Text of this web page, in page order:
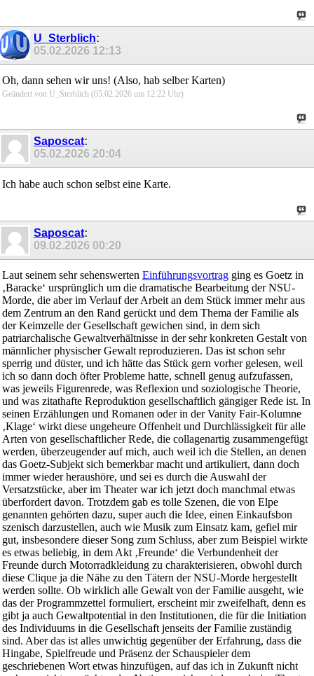
U_Sterblich:
05.02.2026 12:13
Oh, dann sehen wir uns! (Also, hab selber Karten)
Geändert von U_Sterblich (05.02.2026 um 12:22 Uhr)
Saposcat:
05.02.2026 20:04
Ich habe auch schon selbst eine Karte.
Saposcat:
09.02.2026 00:20
Laut seinem sehr sehenswerten Einführungsvortrag ging es Goetz in
‚Baracke‘ ursprünglich um die dramatische Bearbeitung der NSU-
Morde, die aber im Verlauf der Arbeit an dem Stück immer mehr aus
dem Zentrum an den Rand gerückt und dem Thema der Familie als
der Keimzelle der Gesellschaft gewichen sind, in dem sich
patriarchalische Gewaltverhältnisse in der sehr konkreten Gestalt von
männlicher physischer Gewalt reproduzieren. Das ist schon sehr
sperrig und düster, und ich hätte das Stück gern vorher gelesen, weil
ich so dann doch öfter Probleme hatte, schnell genug aufzufassen,
was jeweils Figurenrede, was Reflexion und soziologische Theorie,
und was zitathafte Reproduktion gesellschaftlich gängiger Rede ist. In
seinen Erzählungen und Romanen oder in der Vanity Fair-Kolumne
‚Klage‘ wirkt diese ungeheure Offenheit und Durchlässigkeit für alle
Arten von gesellschaftlicher Rede, die collagenartig zusammengefügt
werden, überzeugender auf mich, auch weil ich die Stellen, an denen
das Goetz-Subjekt sich bemerkbar macht und artikuliert, dann doch
immer wieder heraushöre, und sei es durch die Auswahl der
Versatzstücke, aber im Theater war ich jetzt doch manchmal etwas
überfordert davon. Trotzdem gab es tolle Szenen, die von Elpe
genannten gehörten dazu, super auch die Idee, einen Einkaufsbon
szenisch darzustellen, auch wie Musik zum Einsatz kam, gefiel mir
gut, insbesondere dieser Song zum Schluss, aber zum Beispiel wirkte
es etwas beliebig, in dem Akt ‚Freunde‘ die Verbundenheit der
Freunde durch Motorradkleidung zu charakterisieren, obwohl durch
diese Clique ja die Nähe zu den Tätern der NSU-Morde hergestellt
werden sollte. Ob wirklich alle Gewalt von der Familie ausgeht, wie
das der Programmzettel formuliert, erscheint mir zweifelhaft, denn es
gibt ja auch Gewaltpotential in den Institutionen, die für die Initiation
des Individuums in die Gesellschaft jenseits der Familie zuständig
sind. Aber das ist alles unwichtig gegenüber der Erfahrung, dass die
Hingabe, Spielfreude und Präsenz der Schauspieler dem
geschriebenen Wort etwas hinzufügen, auf das ich in Zukunft nicht